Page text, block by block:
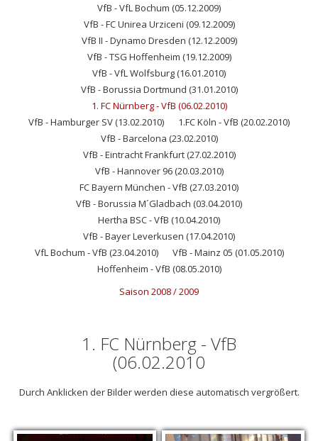
VfB - VfL Bochum (05.12.2009)
VfB - FC Unirea Urziceni (09.12.2009)
VfB II - Dynamo Dresden (12.12.2009)
VfB - TSG Hoffenheim (19.12.2009)
VfB - VfL Wolfsburg (16.01.2010)
VfB - Borussia Dortmund (31.01.2010)
1. FC Nürnberg - VfB (06.02.2010)
VfB - Hamburger SV (13.02.2010)
1.FC Köln - VfB (20.02.2010)
VfB - Barcelona (23.02.2010)
VfB - Eintracht Frankfurt (27.02.2010)
VfB - Hannover 96 (20.03.2010)
FC Bayern München - VfB (27.03.2010)
VfB - Borussia M´Gladbach (03.04.2010)
Hertha BSC - VfB (10.04.2010)
VfB - Bayer Leverkusen (17.04.2010)
VfL Bochum - VfB (23.04.2010)
VfB - Mainz 05 (01.05.2010)
Hoffenheim - VfB (08.05.2010)
Saison 2008 / 2009
1. FC Nürnberg - VfB
(06.02.2010
Durch Anklicken der Bilder werden diese automatisch vergrößert.